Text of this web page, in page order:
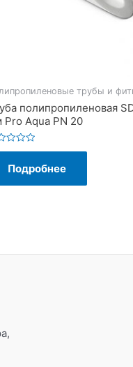
трубы и
полипропиленовая
Pro Aqua PN 20
Подробнее